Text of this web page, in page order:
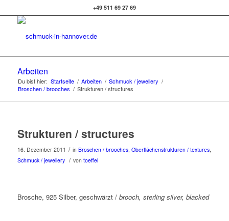
+49 511 69 27 69
Arbeiten
Du bist hier: Startseite / Arbeiten / Schmuck / jewellery /
Broschen / brooches / Strukturen / structures
Strukturen / structures
16. Dezember 2011 / in Broschen / brooches, Oberflächenstrukturen / textures,
Schmuck / jewellery / von toeffel
Brosche, 925 Silber, geschwärzt / brooch, sterling silver, blacked